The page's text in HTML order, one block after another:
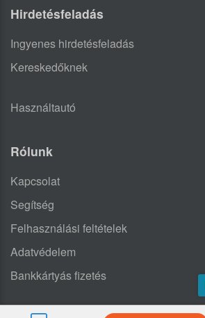
Hirdetésfeladás
Ingyenes hirdetésfeladás
Kereskedőknek
Használtautó
Rólunk
Kapcsolat
Segítség
Felhasználási feltételek
Adatvédelem
Bankkártyás fizetés